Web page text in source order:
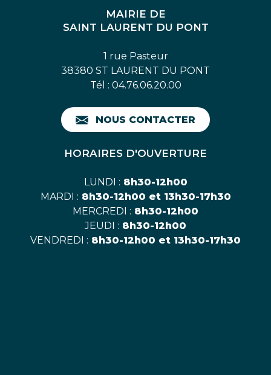
MAIRIE DE
SAINT LAURENT DU PONT
1 rue Pasteur
38380 ST LAURENT DU PONT
Tél : 04.76.06.20.00
NOUS CONTACTER
HORAIRES D'OUVERTURE
LUNDI : 8h30-12h00
MARDI : 8h30-12h00 et 13h30-17h30
MERCREDI : 8h30-12h00
JEUDI : 8h30-12h00
VENDREDI : 8h30-12h00 et 13h30-17h30